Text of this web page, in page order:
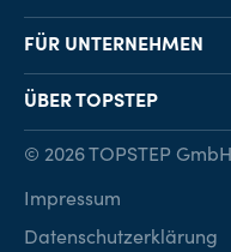
Job-Finder
Karriereberatung
FÜR UNTERNEHMEN
Personalvermittlung
Personalsuche
ÜBER TOPSTEP
Kontakt
© 2026 TOPSTEP GmbH
Impressum
Datenschutzerklärung